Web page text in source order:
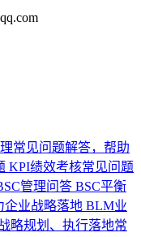
常见问题解答，帮助
KPI绩效考核常见问题
管理问答 BSC平衡
企业战略落地 BLM业
略规划、执行落地常